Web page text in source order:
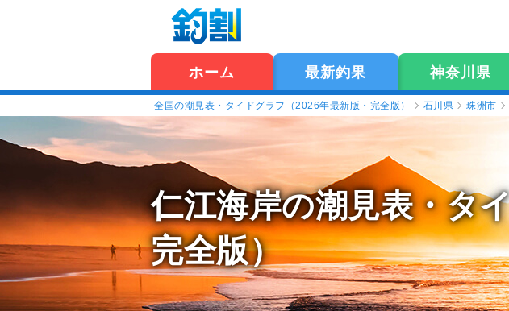
ホーム 最新釣果 神奈川県
全国の潮見表・タイドグラフ（2026年最新版・完全版） 石川県 珠洲市
仁江海岸の潮見表・タ
完全版）